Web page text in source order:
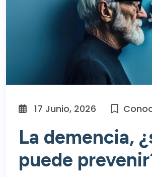
17 Junio, 2026
La demencia,
puede